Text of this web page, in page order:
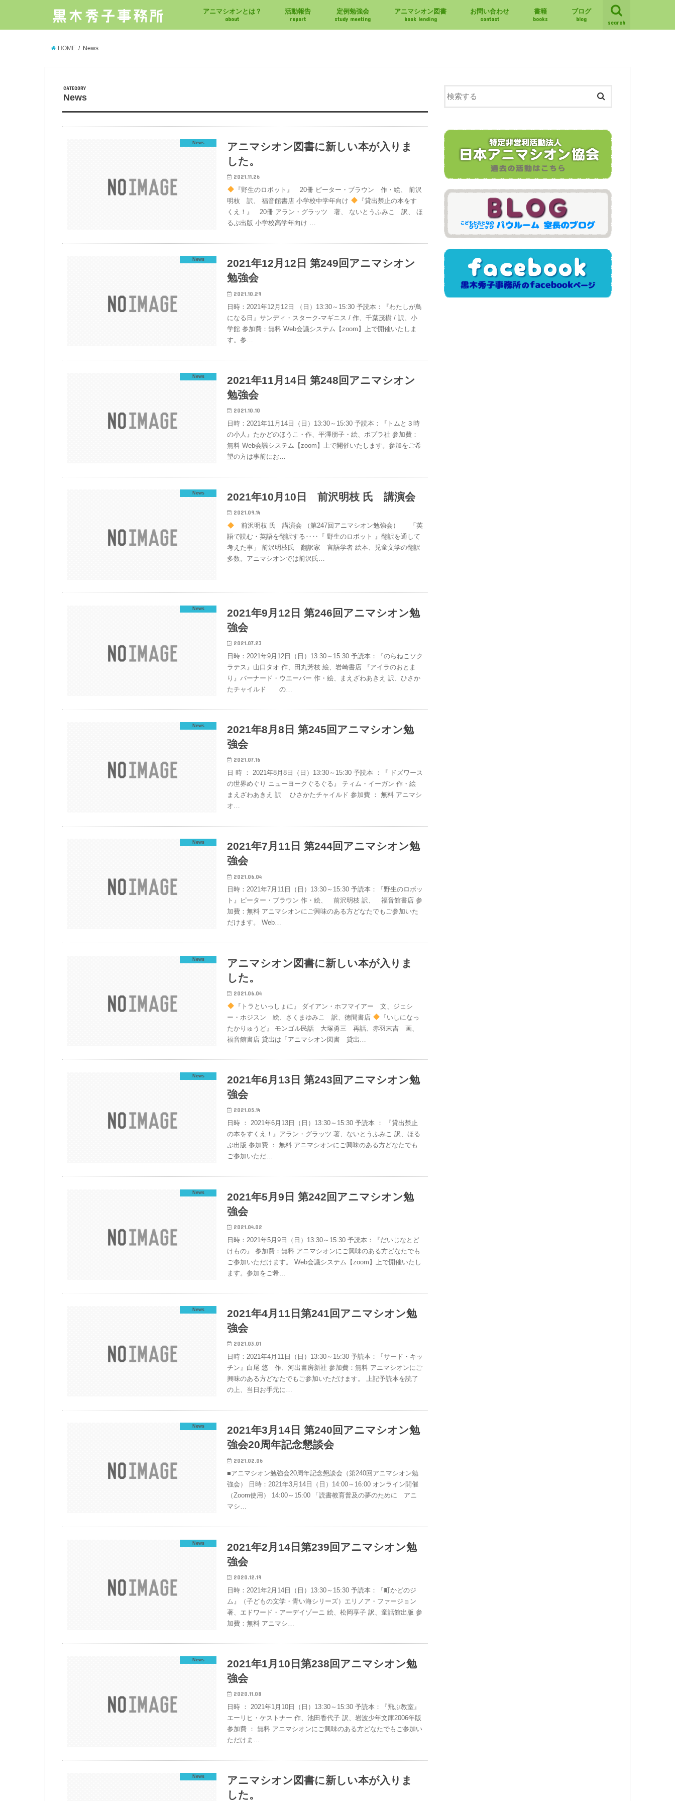
search
アニマシオンとは？
about
活動報告
report
定例勉強会
study meeting
アニマシオン図書
book lending
お問い合わせ
contact
書籍
books
ブログ
blog
HOME News
CATEGORY
News
News
アニマシオン図書に新しい本が入りま
した。
2021.11.26
『野生のロボット』 20冊 ピーター・ブラウン 作・絵、 前沢
明枝 訳、 福音館書店 小学校中学年向け
『貸出禁止の本をす
くえ！』 20冊 アラン・グラッツ 著、 ないとうふみこ 訳、 ほ
るぷ出版 小学校高学年向け …
News
2021年12月12日 第249回アニマシオン
勉強会
2021.10.29
日時：2021年12月12日 （日）13:30～15:30 予読本：『わたしが鳥
になる日』サンディ・スターク-マギニス / 作、千葉茂樹 / 訳、小
学館 参加費：無料 Web会議システム【zoom】上で開催いたしま
す。参…
News
2021年11月14日 第248回アニマシオン
勉強会
2021.10.10
日時：2021年11月14日（日）13:30～15:30 予読本：『トムと３時
の小人』たかどのほうこ・作、平澤朋子・絵、ポプラ社 参加費：
無料 Web会議システム【zoom】上で開催いたします。参加をご希
望の方は事前にお…
News 2021年10月10日 前沢明枝 氏 講演会
2021.09.14
前沢明枝 氏 講演会 （第247回アニマシオン勉強会） 「英
語で読む・英語を翻訳する‥‥『 野生のロボット 』翻訳を通して
考えた事」 前沢明枝氏 翻訳家 言語学者 絵本、児童文学の翻訳
多数。アニマシオンでは前沢氏…
News
2021年9月12日 第246回アニマシオン勉
強会
2021.07.23
日時：2021年9月12日（日）13:30～15:30 予読本：『のらねこソク
ラテス』山口タオ 作、田丸芳枝 絵、岩崎書店 『アイラのおとま
り』バーナード・ウエーバー 作・絵、まえざわあきえ 訳、ひさか
たチャイルド の…
News
2021年8月8日 第245回アニマシオン勉
強会
2021.07.16
日 時 ： 2021年8月8日（日）13:30～15:30 予読本 ：『 ドズワース
の世界めぐり ニューヨークぐるぐる』 ティム・イーガン 作・絵
まえざわあきえ 訳 ひさかたチャイルド 参加費 ： 無料 アニマシ
オ…
News
2021年7月11日 第244回アニマシオン勉
強会
2021.06.04
日時：2021年7月11日（日）13:30～15:30 予読本：『野生のロボッ
ト』ピーター・ブラウン 作・絵、 前沢明枝 訳、 福音館書店 参
加費：無料 アニマシオンにご興味のある方どなたでもご参加いた
だけます。 Web…
News
アニマシオン図書に新しい本が入りま
した。
2021.06.04
『トラといっしょに』 ダイアン・ホフマイアー 文、ジェシ
ー・ホジスン 絵、さくまゆみこ 訳、徳間書店
『いしになっ
たかりゅうど』 モンゴル民話 大塚勇三 再話、赤羽末吉 画、
福音館書店 貸出は「アニマシオン図書 貸出…
News
2021年6月13日 第243回アニマシオン勉
強会
2021.05.14
日時 ： 2021年6月13日（日）13:30～15:30 予読本 ： 『貸出禁止
の本をすくえ！』アラン・グラッツ 著、ないとうふみこ 訳、ほる
ぷ出版 参加費 ： 無料 アニマシオンにご興味のある方どなたでも
ご参加いただ…
News
2021年5月9日 第242回アニマシオン勉
強会
2021.04.02
日時：2021年5月9日（日）13:30～15:30 予読本：『だいじなとど
けもの』 参加費：無料 アニマシオンにご興味のある方どなたでも
ご参加いただけます。 Web会議システム【zoom】上で開催いたし
ます。参加をご希…
News
2021年4月11日第241回アニマシオン勉
強会
2021.03.01
日時：2021年4月11日（日）13:30～15:30 予読本：『サード・キッ
チン』白尾 悠 作、河出書房新社 参加費：無料 アニマシオンにご
興味のある方どなたでもご参加いただけます。 上記予読本を読了
の上、当日お手元に…
News
2021年3月14日 第240回アニマシオン勉
強会20周年記念懇談会
2021.02.06
■アニマシオン勉強会20周年記念懇談会（第240回アニマシオン勉
強会） 日時：2021年3月14日（日）14:00～16:00 オンライン開催
（Zoom使用） 14:00～15:00 「読書教育普及の夢のために アニ
マシ…
News
2021年2月14日第239回アニマシオン勉
強会
2020.12.19
日時：2021年2月14日（日）13:30～15:30 予読本：『町かどのジ
ム』（子どもの文学・青い海シリーズ）エリノア・ファージョン
著、エドワード・アーデイゾーニ 絵、松岡享子 訳、童話館出版 参
加費：無料 アニマシ…
News
2021年1月10日第238回アニマシオン勉
強会
2020.11.08
日時 ： 2021年1月10日（日）13:30～15:30 予読本：『飛ぶ教室』
エーリヒ・ケストナー 作、池田香代子 訳、岩波少年文庫2006年版
参加費 ： 無料 アニマシオンにご興味のある方どなたでもご参加い
ただけま…
News
アニマシオン図書に新しい本が入りま
した。